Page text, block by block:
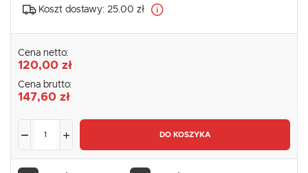
Koszt dostawy: 25.00 zł
Cena netto:
120,00 zł
Cena brutto:
147,60 zł
DO KOSZYKA